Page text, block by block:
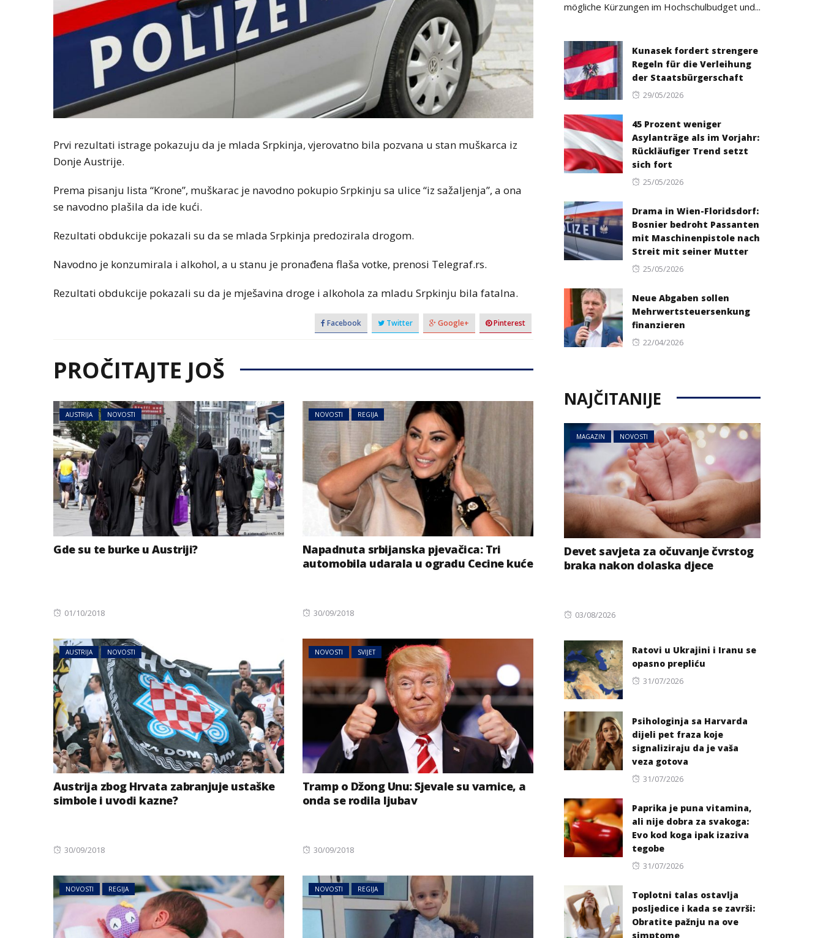
Prvi rezultati istrage pokazuju da je mlada Srpkinja, vjerovatno bila pozvana u stan muškarca iz
Donje Austriјe.
Prema pisanju lista “Krone”, muškarac јe navodno pokupio Srpkinju sa ulice “iz sažaljenja”, a ona
se navodno plašila da ide kući.
Rezultati obdukcije pokazali su da se mlada Srpkinja predozirala drogom.
Navodno јe konzumirala i alkohol, a u stanu je pronađena flaša votke, prenosi Telegraf.rs.
Rezultati obdukcije pokazali su da je mješavina droge i alkohola za mladu Srpkinju bila fatalna.
Facebook Twitter Google+ Pinterest
PROČITAJTE JOŠ
AUSTRIJA NOVOSTI
Gde su te burke u Austriji?
Posted
01/10/2018
NOVOSTI REGIJA
Napadnuta srbijanska pjevačica: Tri
automobila udarala u ogradu Cecine kuće
Posted
30/09/2018
AUSTRIJA NOVOSTI
Austrija zbog Hrvata zabranjuje ustaške
simbole i uvodi kazne?
Posted
30/09/2018
NOVOSTI SVIJET
Tramp o Džong Unu: Sjevale su varnice, a
onda se rodila ljubav
Posted
30/09/2018
NOVOSTI REGIJA NOVOSTI REGIJA
mögliche Kürzungen im Hochschulbudget und...
Kunasek fordert strengere
Regeln für die Verleihung
der Staatsbürgerschaft
Posted
29/05/2026
45 Prozent weniger
Asylanträge als im Vorjahr:
Rückläufiger Trend setzt
sich fort
Posted
25/05/2026
Drama in Wien-Floridsdorf:
Bosnier bedroht Passanten
mit Maschinenpistole nach
Streit mit seiner Mutter
Posted
25/05/2026
Neue Abgaben sollen
Mehrwertsteuersenkung
finanzieren
Posted
22/04/2026
NAJČITANIJE
MAGAZIN NOVOSTI
Devet savjeta za očuvanje čvrstog
braka nakon dolaska djece
Posted
03/08/2026
Ratovi u Ukrajini i Iranu se
opasno prepliću
Posted
31/07/2026
Psihologinja sa Harvarda
dijeli pet fraza koje
signaliziraju da je vaša
veza gotova
Posted
31/07/2026
Paprika je puna vitamina,
ali nije dobra za svakoga:
Evo kod koga ipak izaziva
tegobe
Posted
31/07/2026
Toplotni talas ostavlja
posljedice i kada se završi:
Obratite pažnju na ove
simptome